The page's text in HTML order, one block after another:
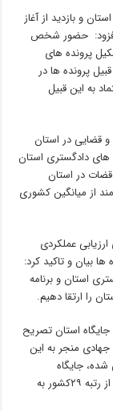
و بازدید از آغاز
افزود: حضور شخص
پرونده های
پرونده ها در
به این قبیل
قضایی در استان
دادگستری استان
در استان
از میانگین کشوری
عملکردی
بیان و تاکید کرد:
استان و برنامه
را ارتقا دهیم.
جایگاه استان تصریح
منجر به این
جایگاه
دادگستری کل استان البرز در میان دادگستری استان ها از رتبه ۲۹کشور به